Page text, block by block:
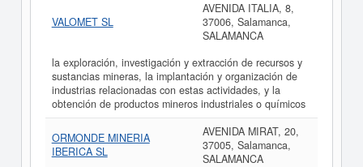
VALOMET SL
AVENIDA ITALIA, 8,
37006, Salamanca,
SALAMANCA
la exploración, investigación y extracción de recursos y
sustancias mineras, la implantación y organización de
industrias relacionadas con estas actividades, y la
obtención de productos mineros industriales o químicos
ORMONDE MINERIA
IBERICA SL
AVENIDA MIRAT, 20,
37005, Salamanca,
SALAMANCA